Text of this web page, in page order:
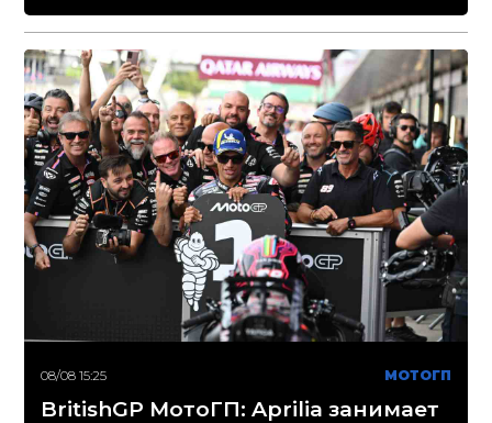
08/08 15:25 МОТОГП
BritishGP МотоГП: Aprilia занимает